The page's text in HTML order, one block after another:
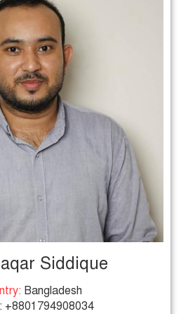
Siddique
Bangladesh
+8801794908034